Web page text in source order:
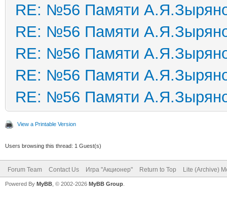
RE: №56 Памяти
RE: №56 Памяти
RE: №56 Памяти
RE: №56 Памяти
RE: №56 Памяти
View a Printable Version
Users browsing this thread: 1 Guest(s)
Forum Team Contact Us Игра "Акционер" Return to Top Lite (Archive)
Powered By MyBB , © 2002-2026 MyBB Group